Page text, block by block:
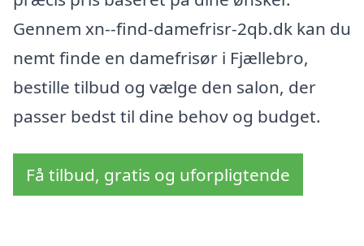
Gennem xn--find-damefrisr-2qb.dk kan du
nemt finde en damefrisør i Fjællebro,
bestille tilbud og vælge den salon, der
passer bedst til dine behov og budget.
Få tilbud, gratis og uforpligtende